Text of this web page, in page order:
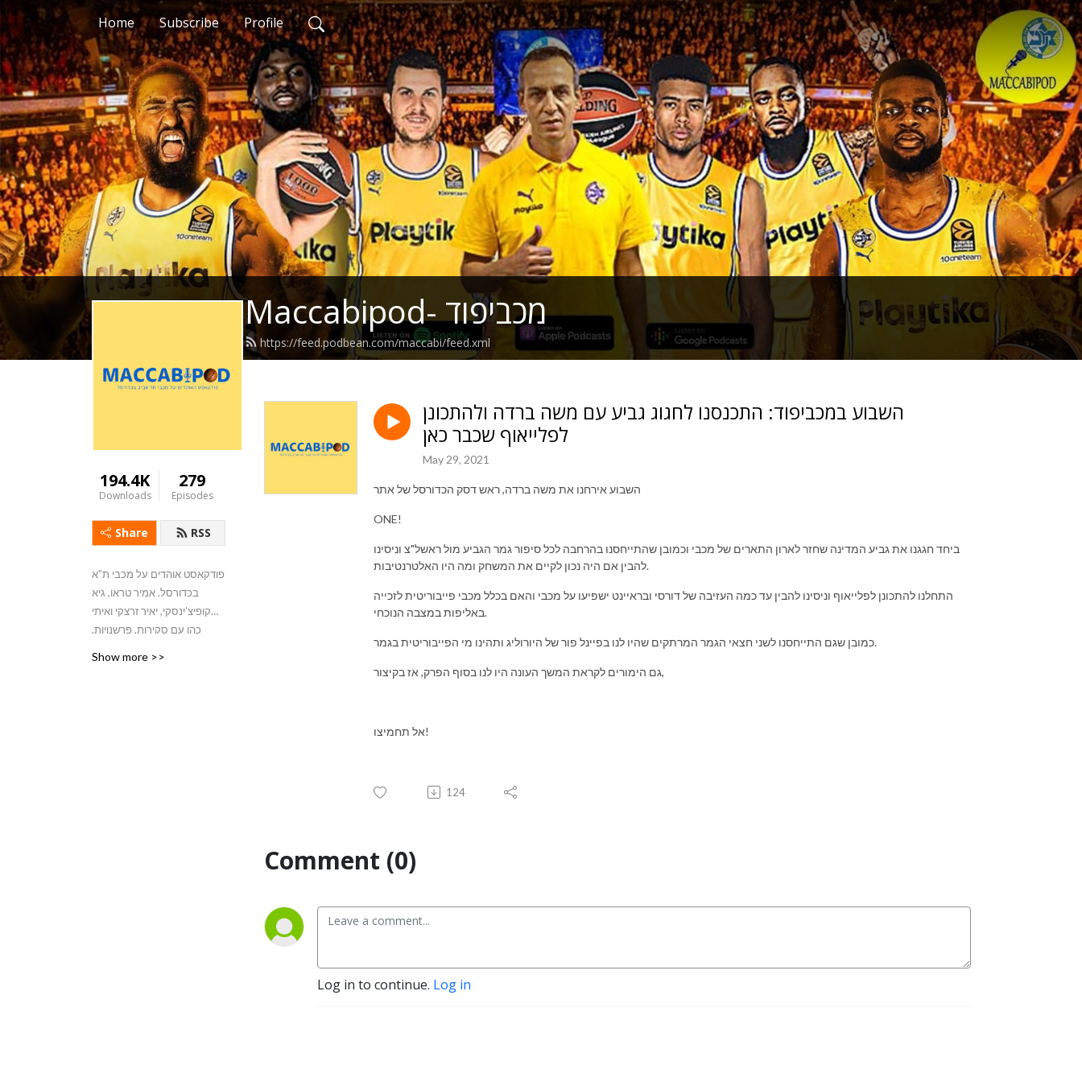
Home Subscribe Profile
Maccabipod- מכביפוד
https://feed.podbean.com/maccabi/feed.xml
194.4K
Downloads
279
Episodes
Share RSS
פודקאסט אוהדים על מכבי ת”א
בכדורסל. אמיר טראו, גיא
קופיצ’ינסקי, יאיר זרצקי ואיתי
כהן עם סקירות, פרשנויות,
Show more >>
השבוע במכביפוד: התכנסנו לחגוג גביע עם משה ברדה ולהתכונן
לפלייאוף שכבר כאן
May 29, 2021
ONE!
ביחד חגגנו את גביע המדינה שחזר לארון התארים של מכבי וכמובן שהתייחסנו בהרחבה לכל סיפור גמר הגביע מול ראשל"צ וניסינו
להבין אם היה נכון לקיים את המשחק ומה היו האלטרנטיבות.
התחלנו להתכונן לפלייאוף וניסינו להבין עד כמה העזיבה של דורסי ובראיינט ישפיעו על מכבי והאם בכלל מכבי פייבוריטית לזכייה
באליפות במצבה הנוכחי.
כמובן שגם התייחסנו לשני חצאי הגמר המרתקים שהיו לנו בפיינל פור של היורוליג ותהינו מי הפייבוריטית בגמר.
גם הימורים לקראת המשך העונה היו לנו בסוף הפרק, אז בקיצור,
אל תחמיצו!
124
Comment (0)
Log in to continue. Log in